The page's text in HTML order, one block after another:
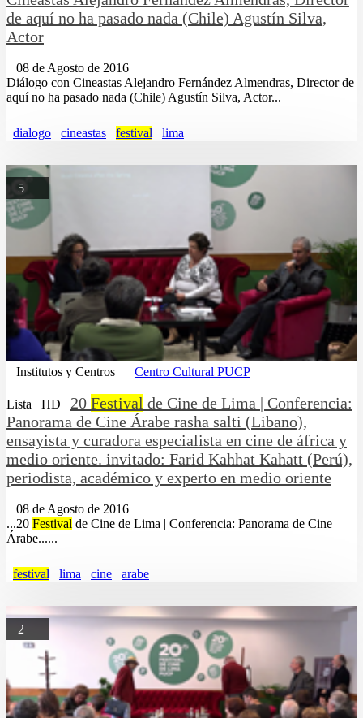
de aquí no ha pasado nada (Chile) Agustín Silva,
Actor
08 de Agosto de 2016
Diálogo con Cineastas Alejandro Fernández Almendras, Director de
aquí no ha pasado nada (Chile) Agustín Silva, Actor...
dialogo cineastas festival lima
5
Institutos y Centros Centro Cultural PUCP
Lista HD 20 Festival de Cine de Lima | Conferencia:
Panorama de Cine Árabe rasha salti (Libano),
ensayista y curadora especialista en cine de áfrica y
medio oriente. invitado: Farid Kahhat Kahatt (Perú),
periodista, académico y experto en medio oriente
08 de Agosto de 2016
...20 Festival de Cine de Lima | Conferencia: Panorama de Cine
Árabe......
festival lima cine arabe
2